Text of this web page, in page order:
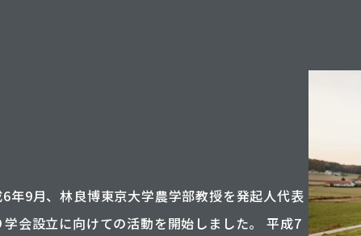
年9月、林良博東京大学農学部教授を発起人代表
会設立に向けての活動を開始しました。 平成7